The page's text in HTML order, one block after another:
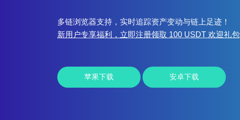
多链浏览器支持，实时追踪资产变动与链上足迹！
新用户专享福利，立即注册领取 100 USDT 欢迎礼包
苹果下载 安卓下载